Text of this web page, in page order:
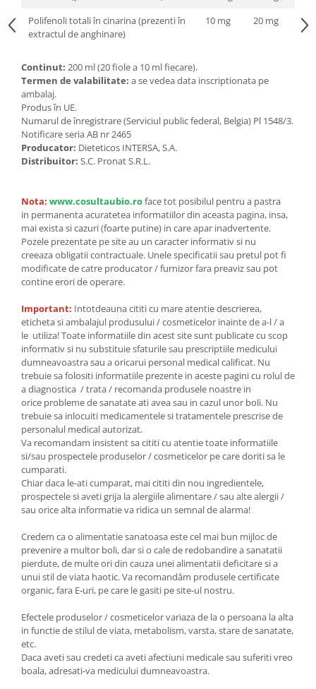
Polifenoli totali în cinarina (prezenti în
extractul de anghinare)
10 mg 20 mg
Continut: 200 ml (20 fiole a 10 ml fiecare).
Termen de valabilitate: a se vedea data inscriptionata pe
ambalaj.
Produs în UE.
Numarul de înregistrare (Serviciul public federal, Belgia) Pl 1548/3.
Notificare seria AB nr 2465
Producator: Dieteticos INTERSA, S.A.
Distribuitor: S.C. Pronat S.R.L.
Nota: www.cosultaubio.roface tot posibilul pentru a pastra
in permanenta acuratetea informatiilor din aceasta pagina, insa,
mai exista si cazuri (foarte putine) in care apar inadvertente.
Pozele prezentate pe site au un caracter informativ si nu
creeaza obligatii contractuale. Unele specificatii sau pretul pot fi
modificate de catre producator / furnizor fara preaviz sau pot
contine erori de operare.
Important: Intotdeauna cititi cu mare atentie descrierea,
eticheta si ambalajul produsului / cosmeticelor inainte de a-l / a
le utiliza! Toate informatiile din acest site sunt publicate cu scop
informativ si nu substituie sfaturile sau prescriptiile medicului
dumneavoastra sau a oricarui personal medical calificat. Nu
trebuie sa folositi informatiile prezente in aceste pagini cu rolul de
a diagnostica / trata / recomanda produsele noastre in
orice probleme de sanatate ati avea sau in cazul unor boli. Nu
trebuie sa inlocuiti medicamentele si tratamentele prescrise de
personalul medical autorizat.
Va recomandam insistent sa cititi cu atentie toate informatiile
si/sau prospectele produselor / cosmeticelor pe care doriti sa le
cumparati.
Chiar daca le-ati cumparat, mai cititi din nou ingredientele,
prospectele si aveti grija la alergiile alimentare / sau alte alergii /
sau orice alta informatie va ridica un semnal de alarma!
Credem ca o alimentatie sanatoasa este cel mai bun mijloc de
prevenire a multor boli, dar si o cale de redobandire a sanatatii
pierdute, de multe ori din cauza unei alimentatii deficitare si a
unui stil de viata haotic. Va recomandăm produsele certificate
organic, fara E-uri, pe care le gasiti pe site-ul nostru.
Efectele produselor / cosmeticelor variaza de la o persoana la alta
in functie de stilul de viata, metabolism, varsta, stare de sanatate,
etc.
Daca aveti sau credeti ca aveti afectiuni medicale sau suferiti vreo
boala, adresati-va medicului dumneavoastra.